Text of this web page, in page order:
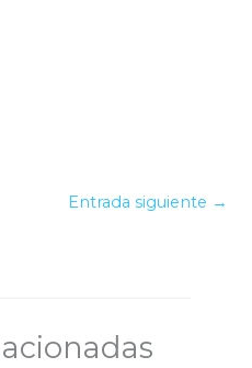
Entrada siguiente →